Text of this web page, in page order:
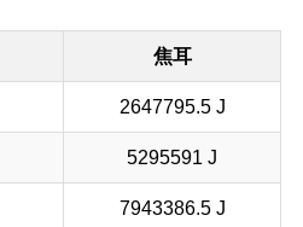
焦耳
2647795.5 J
5295591 J
7943386.5 J